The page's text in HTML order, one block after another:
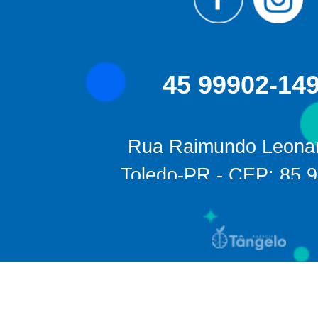
45 99902-
Rua Raimundo
Toledo-PR - CEP: